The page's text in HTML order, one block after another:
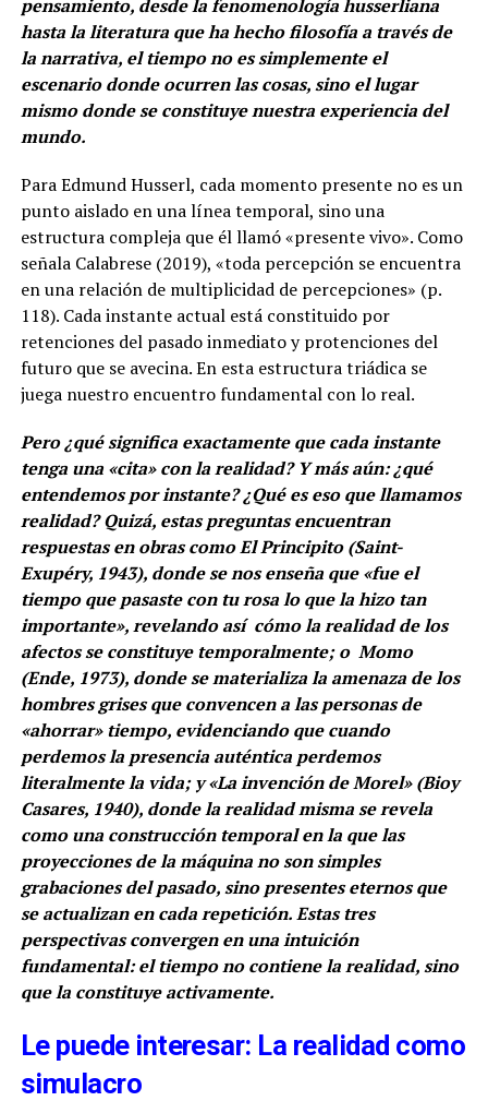
pensamiento, desde la fenomenología husserliana
hasta la literatura que ha hecho filosofía a través de
la narrativa, el tiempo no es simplemente el
escenario donde ocurren las cosas, sino el lugar
mismo donde se constituye nuestra experiencia del
mundo.
Para Edmund Husserl, cada momento presente no es un
punto aislado en una línea temporal, sino una
estructura compleja que él llamó «presente vivo». Como
señala Calabrese (2019), «toda percepción se encuentra
en una relación de multiplicidad de percepciones» (p.
118). Cada instante actual está constituido por
retenciones del pasado inmediato y protenciones del
futuro que se avecina. En esta estructura triádica se
juega nuestro encuentro fundamental con lo real.
Pero ¿qué significa exactamente que cada instante
tenga una «cita» con la realidad? Y más aún: ¿qué
entendemos por instante? ¿Qué es eso que llamamos
realidad? Quizá, estas preguntas encuentran
respuestas en obras como El Principito (Saint-
Exupéry, 1943), donde se nos enseña que «fue el
tiempo que pasaste con tu rosa lo que la hizo tan
importante», revelando así cómo la realidad de los
afectos se constituye temporalmente; o Momo
(Ende, 1973), donde se materializa la amenaza de los
hombres grises que convencen a las personas de
«ahorrar» tiempo, evidenciando que cuando
perdemos la presencia auténtica perdemos
literalmente la vida; y «La invención de Morel» (Bioy
Casares, 1940), donde la realidad misma se revela
como una construcción temporal en la que las
proyecciones de la máquina no son simples
grabaciones del pasado, sino presentes eternos que
se actualizan en cada repetición. Estas tres
perspectivas convergen en una intuición
fundamental: el tiempo no contiene la realidad, sino
que la constituye activamente.
Le puede interesar: La realidad como
simulacro